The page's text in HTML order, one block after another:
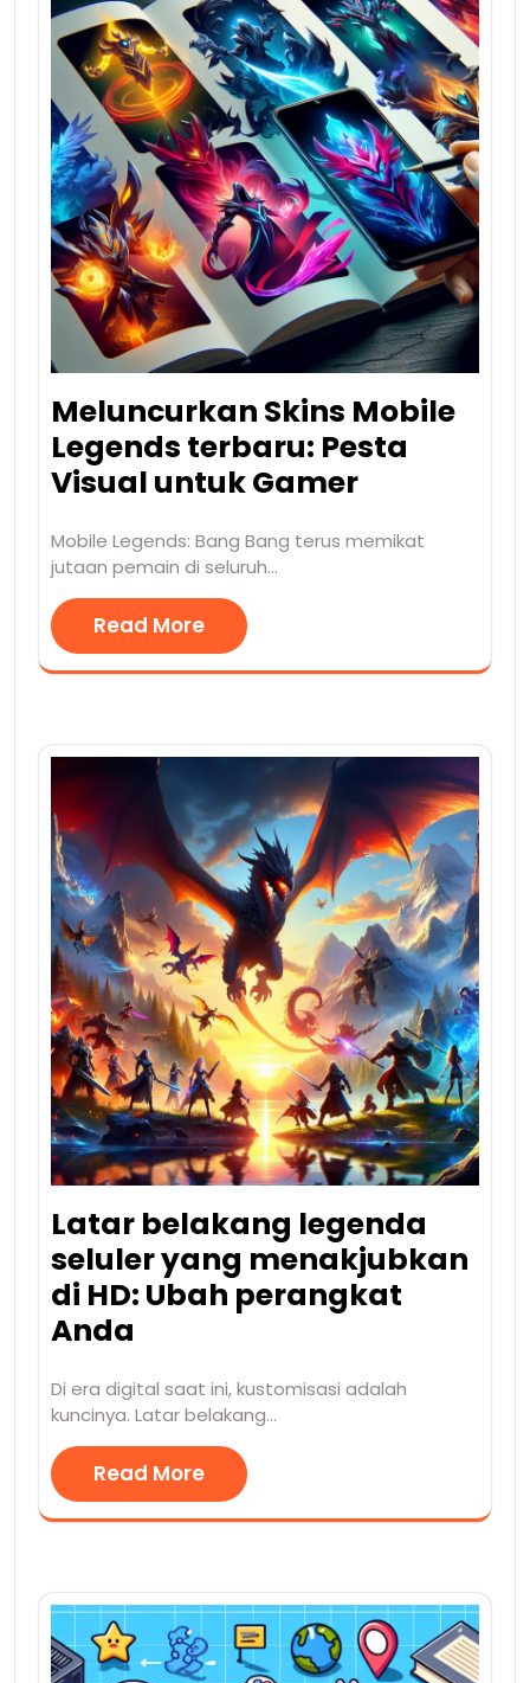
Meluncurkan Skins Mobile
Legends terbaru: Pesta
Visual untuk Gamer
Mobile Legends: Bang Bang terus memikat
jutaan pemain di seluruh…
Read More
Latar belakang legenda
seluler yang menakjubkan
di HD: Ubah perangkat
Anda
Di era digital saat ini, kustomisasi adalah
kuncinya. Latar belakang…
Read More